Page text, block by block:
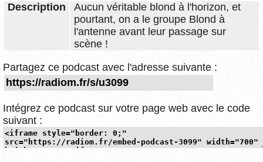
Description
Aucun véritable blond à l'horizon, et
pourtant, on a le groupe Blond à
l'antenne avant leur passage sur
scène !
Partagez ce podcast avec l'adresse suivante :
Intégrez ce podcast sur votre page web avec le code
suivant :